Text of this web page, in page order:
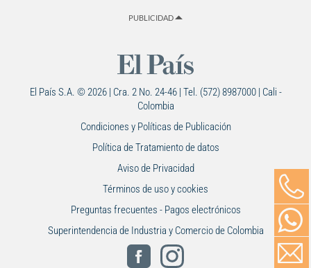
PUBLICIDAD
El País S.A. © 2026 | Cra. 2 No. 24-46 | Tel. (572) 8987000 | Cali -
Colombia
Condiciones y Políticas de Publicación
Política de Tratamiento de datos
Aviso de Privacidad
Términos de uso y cookies
Preguntas frecuentes - Pagos electrónicos
Superintendencia de Industria y Comercio de Colombia